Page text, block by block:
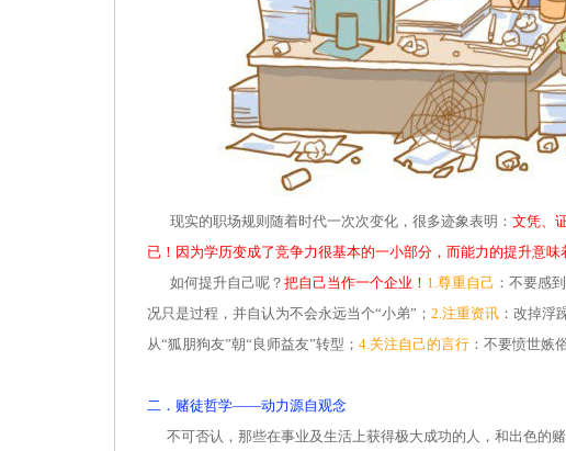
现实的职场规则随着时代一次次变化，很多迹象表明： 文凭、
已！因为学历变成了竞争力很基本的一小部分，而能力的提升意味
如何提升自己呢？ 把自己当作一个企业！ 1.尊重自己 ：不要感
况只是过程，并自认为不会永远当个“小弟”； 2.注重资讯 ：改掉浮
从“狐朋狗友”朝“良师益友”转型； 4.关注自己的言行 ：不要愤世嫉
二．赌徒哲学——动力源自观念
不可否认，那些在事业及生活上获得极大成功的人，和出色的赌